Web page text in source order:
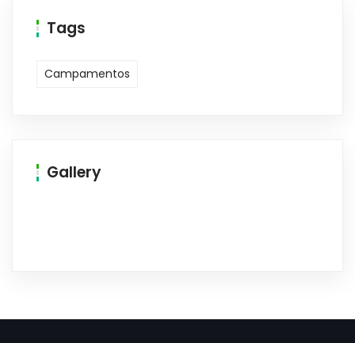
Tags
Campamentos
Gallery